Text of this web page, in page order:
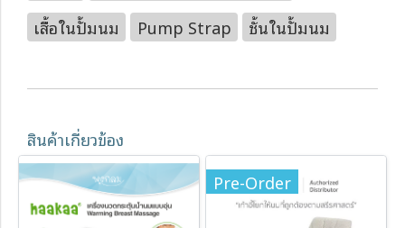
เสื้อในปั้มนม
Pump Strap ชั้นในปั้มนม
สินค้าเกี่ยวข้อง
Pre-Order